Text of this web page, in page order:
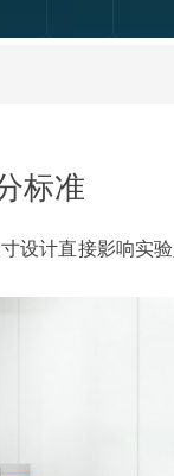
标准
设计直接影响实